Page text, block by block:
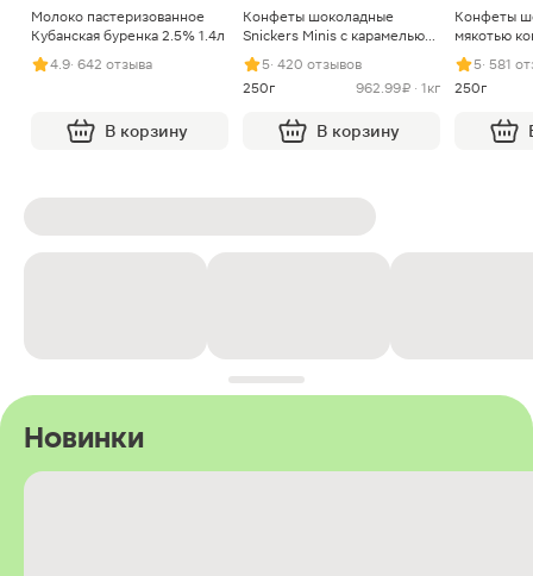
Молоко пастеризованное
Кубанская буренка 2.5% 1.4л
4.9· 642 отзыва
В корзину
Конфеты шоколадные
Snickers Minis с карамелью
арахисом и нугой
5· 420 отзывов
250г
962.99 ₽ · 1кг
В корзину
Конфеты
мякотью
5· 581
250г
Новинки